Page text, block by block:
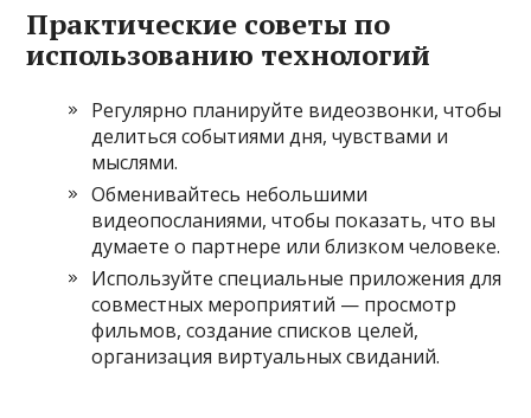
Практические советы по
использованию технологий
Регулярно планируйте видеозвонки, чтобы
делиться событиями дня, чувствами и
мыслями.
Обменивайтесь небольшими
видеопосланиями, чтобы показать, что вы
думаете о партнере или близком человеке.
Используйте специальные приложения для
совместных мероприятий — просмотр
фильмов, создание списков целей,
организация виртуальных свиданий.